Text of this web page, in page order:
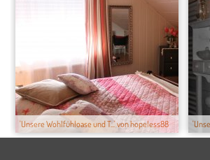
'Unsere Wohlfühloase und T...' von hopeless88